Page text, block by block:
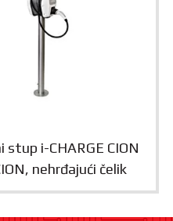
i-CHARGE CION
nehrđajući čelik